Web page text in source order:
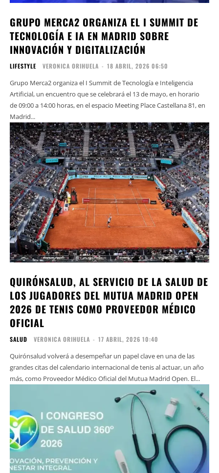
GRUPO MERCA2 ORGANIZA EL I SUMMIT DE
TECNOLOGÍA E IA EN MADRID SOBRE
INNOVACIÓN Y DIGITALIZACIÓN
LIFESTYLE VERONICA ORIHUELA - 18 ABRIL, 2026 06:50
Grupo Merca2 organiza el I Summit de Tecnología e Inteligencia
Artificial, un encuentro que se celebrará el 13 de mayo, en horario
de 09:00 a 14:00 horas, en el espacio Meeting Place Castellana 81, en
Madrid...
QUIRÓNSALUD, AL SERVICIO DE LA SALUD DE
LOS JUGADORES DEL MUTUA MADRID OPEN
2026 DE TENIS COMO PROVEEDOR MÉDICO
OFICIAL
SALUD VERONICA ORIHUELA - 17 ABRIL, 2026 10:40
Quirónsalud volverá a desempeñar un papel clave en una de las
grandes citas del calendario internacional de tenis al actuar, un año
más, como Proveedor Médico Oficial del Mutua Madrid Open. El...